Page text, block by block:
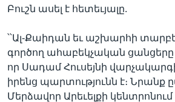
Բուշն ասել է հետեւյալը.
՝՝Ալ-Քաիդան եւ աշխարհի
գործող ահաբեկչական ցանցերը
որ Սադամ Հուսեյնի
իրենց պարտությունն է։ Նրանք
Մերձավոր Արեւելքի կենտրոնում